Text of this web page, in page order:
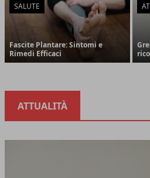
SALUTE
Fascite Plantare: Sintomi e
Rimedi Efficaci
ATTUALITÀ